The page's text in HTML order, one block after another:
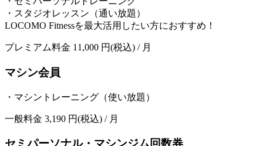
・スタジオレッスン（通い放題）
LOCOMO Fitnessを最大活用したい方におすすめ！
プレミアム料金 11,000 円(税込) / 月
マシン会員
・マシントレーニング（使い放題）
一般料金 3,190 円(税込) / 月